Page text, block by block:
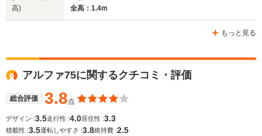
WLTCモード
燃費
排気量
ホイールベース
-m
-
1995～2492cc
高)
全高：1.4m
もっと見る
アルファ75に関するクチコミ・評価
総合評価 3.8点
デザイン :3.5走行性 :4.0居住性 :3.3
積載性 :3.5運転しやすさ :3.8維持費 :2.5